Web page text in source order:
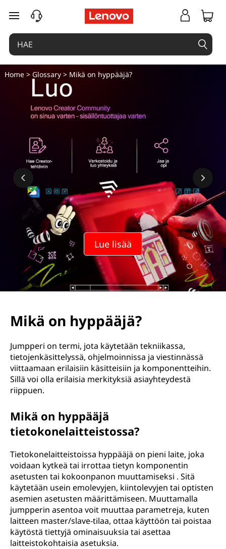
M
k
ä
i
siirry pääsisältöön
Lue lisää
Home> Glossary> Mikä on hyppääjä?
Mikä on hyppääjä?
Jumpperi on termi, jota käytetään tekniikassa,
tietojenkäsittelyssä, ohjelmoinnissa ja viestinnässä
viittaamaan erilaisiin käsitteisiin ja komponentteihin.
Sillä voi olla erilaisia merkityksiä asiayhteydestä
riippuen.
Mikä on hyppääjä
tietokonelaitteistossa?
Tietokonelaitteistoissa hyppääjä on pieni laite, joka
voidaan kytkeä tai irrottaa tietyn komponentin
asetusten tai kokoonpanon muuttamiseksi . Sitä
käytetään usein emolevyjen, kiintolevyjen tai optisten
asemien asetusten määrittämiseen. Muuttamalla
jumpperin asentoa voit muuttaa parametreja, kuten
laitteen master/slave-tilaa, ottaa käyttöön tai poistaa
käytöstä tiettyjä ominaisuuksia tai asettaa
laitteistokohtaisia asetuksia.